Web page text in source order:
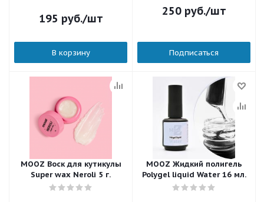
195 руб./шт
В корзину
250руб./шт
Подписаться
MOOZ Воск для кутикулы
Super wax Neroli 5 г.
MOOZ Жидкий полигель
Polygel liquid Water 16 мл.